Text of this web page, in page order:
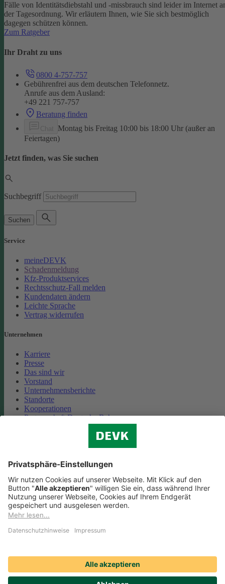
Fälle von Identitätsdiebstahl und -missbrauch sind leider im Internet
der Tagesordnung. Wir erläutern Ihnen, wie Sie sich bestmöglich
dagegen schützen können.
Zum Ratgeber
Ihr Draht zu uns
0800 4-757-757
Gebührenfrei aus dem deutschen Telefonnetz.
Anrufe aus dem Ausland:
+49 221 757-757
Beratung finden
Montag bis Freitag 10:00 bis 18:00 Uhr (außer an
Feiertagen)
Jetzt finden, was Sie suchen
Suchbegriff
Suchen
Service
meineDEVK
Schadenmeldung
Kfz-Produktservices
Rechtsschutz-Fall melden
Kundendaten ändern
Leichte Sprache
Vertrag widerrufen
Unternehmen
Karriere
Presse
Das sind wir
Vorstand
Unternehmensberichte
Standorte
Kooperationen
Partnerschaft Deutsche Bahn
Cookie-Einstellungen
Datenschutz
Impressum
Streitbeilegung
Nutzungshinweise
Compliance
Social Media Icons sowie Verlinkungen, die mit